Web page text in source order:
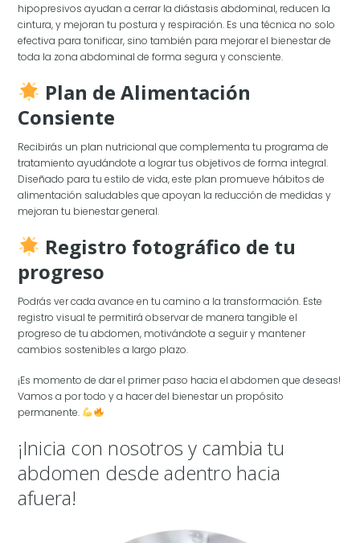
hipopresivos ayudan a cerrar la diástasis abdominal, reducen la
cintura, y mejoran tu postura y respiración. Es una técnica no solo
efectiva para tonificar, sino también para mejorar el bienestar de
toda la zona abdominal de forma segura y consciente.
Plan de Alimentación
Consiente
Recibirás un plan nutricional que complementa tu programa de
tratamiento ayudándote a lograr tus objetivos de forma integral.
Diseñado para tu estilo de vida, este plan promueve hábitos de
alimentación saludables que apoyan la reducción de medidas y
mejoran tu bienestar general.
Registro fotográfico de tu
progreso
Podrás ver cada avance en tu camino a la transformación. Este
registro visual te permitirá observar de manera tangible el
progreso de tu abdomen, motivándote a seguir y mantener
cambios sostenibles a largo plazo.
¡Es momento de dar el primer paso hacia el abdomen que deseas!
Vamos a por todo y a hacer del bienestar un propósito
permanente.
¡Inicia con nosotros y cambia tu
abdomen desde adentro hacia
afuera!